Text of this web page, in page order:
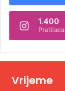
n
t
v
1.400
Pratilaca
Vrijeme